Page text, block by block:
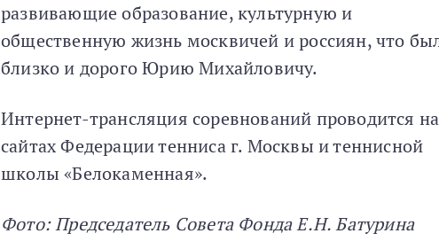
развивающие образование, культурную и
общественную жизнь москвичей и россиян, что
близко и дорого Юрию Михайловичу.
Интернет-трансляция соревнований проводится на
сайтах Федерации тенниса г. Москвы и теннисной
школы «Белокаменная».
Фото: Председатель Совета Фонда Е.Н. Батурина